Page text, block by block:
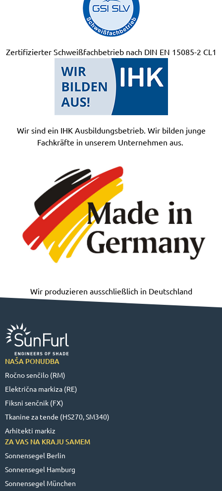
Zertifizierter Schweißfachbetrieb nach DIN EN 15085-2 CL1
Wir sind ein IHK Ausbildungsbetrieb. Wir bilden junge
Fachkräfte in unserem Unternehmen aus.
Wir produzieren ausschließlich in Deutschland
NAŠA PONUDBA
Ročno senčilo (RM)
Električna markiza (RE)
Fiksni senčnik (FX)
Tkanine za tende (HS270, SM340)
Arhitekti markiz
ZA VAS NA KRAJU SAMEM
Sonnensegel Berlin
Sonnensegel Hamburg
Sonnensegel München